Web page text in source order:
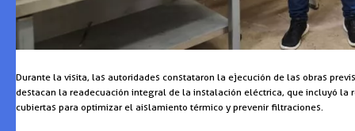
Durante la visita, las autoridades constataron la ejecución de las obras
destacan la readecuación integral de la instalación eléctrica, que incluyó
cubiertas para optimizar el aislamiento térmico y prevenir filtraciones.